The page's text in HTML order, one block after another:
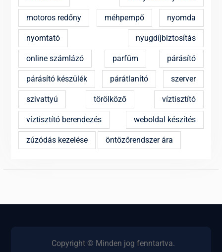
motoros redőny méhpempő nyomda
nyomtató nyugdíjbiztosítás
online számlázó parfüm párásító
párásító készülék párátlanító szerver
szivattyú törölköző víztisztító
víztisztító berendezés weboldal készítés
zúzódás kezelése öntözőrendszer ára
Copyright © Minden jog fenntartva.